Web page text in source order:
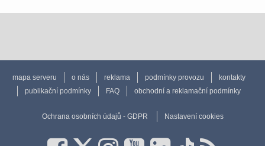
mapa serveru o nás reklama podmínky provozu
kontakty
publikační podmínky
FAQ obchodní a reklamační podmínky
Ochrana osobních údajů - GDPR Nastavení cookies